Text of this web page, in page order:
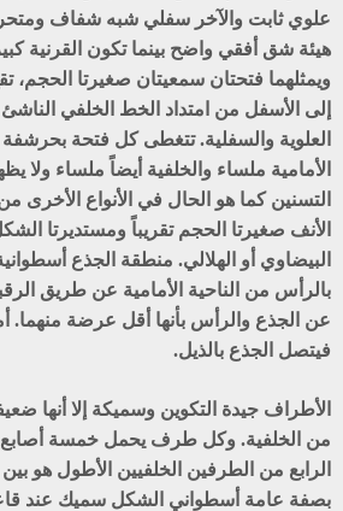
علوي ثابت والآخر سفلي شبه شفاف
هيئة شق أفقي واضح بينما تكون القرنية
ويمثلهما فتحتان سمعيتان صغيرتا الحجم،
إلى الأسفل من امتداد الخط الخلفي
العلوية والسفلية. تتغطى كل فتحة بحرشفة
الأمامية ملساء والخلفية أيضاً ملساء ولا
التسنين كما هو الحال في الأنواع
الأنف صغيرتا الحجم تقريباً ومستديرتا
البيضاوي أو الهلالي. منطقة الجذع
بالرأس من الناحية الأمامية عن طريق
عن الجذع والرأس بأنها أقل عرضة منهما.
فيتصل الجذع بالذيل.
الأطراف جيدة التكوين وسميكة إلا أنها
من الخلفية. وكل طرف يحمل خمسة أصابع
الرابع من الطرفين الخلفيين الأطول هو
بصفة عامة أسطواني الشكل سميك عند